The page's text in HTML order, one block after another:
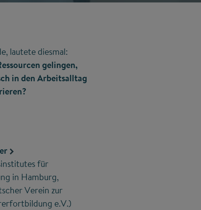
lautete diesmal:
gelingen,
in den Arbeitsalltag
für
in Hamburg,
Verein zur
e.V.)